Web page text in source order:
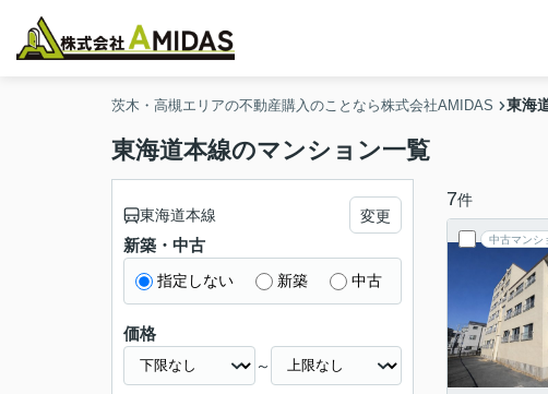
茨木・高槻エリアの不動産購入のことなら株式会社AMIDAS 東海
東海道本線のマンション一覧
7件
中古マンシ
東海道本線 変更
新築・中古
指定しない 新築 中古
価格
～